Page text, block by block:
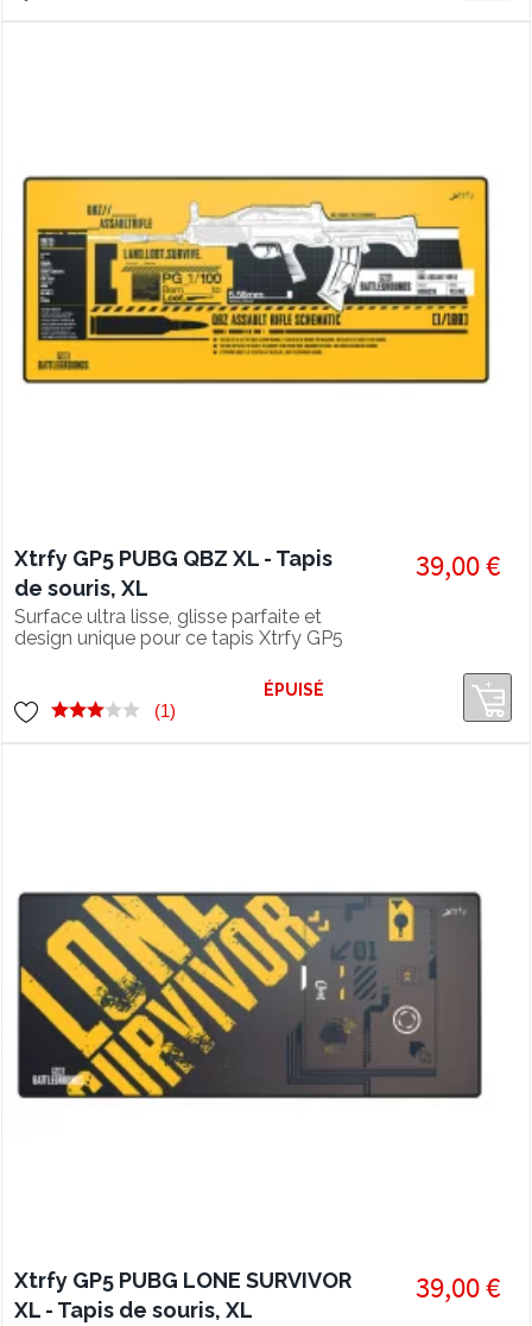
Xtrfy GP5 PUBG QBZ XL - Tapis
de souris, XL
Surface ultra lisse, glisse parfaite et
design unique pour ce tapis Xtrfy GP5
39,00 €
(1)
ÉPUISÉ
Xtrfy GP5 PUBG LONE SURVIVOR
XL - Tapis de souris, XL
39,00 €